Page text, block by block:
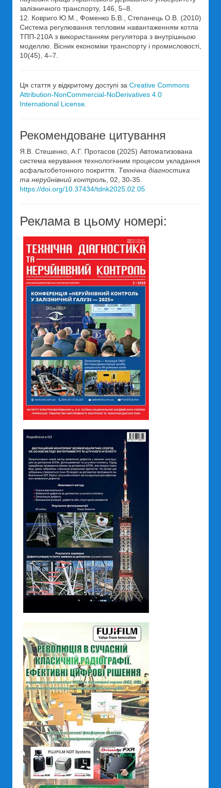
залізничного транспорту, 146, 5–8.
12. Ковриго Ю.М., Фоменко Б.В., Степанець О.В. (2010)
Система регулювання тепловим навантаженням котла
ТПП-210А з використанням регулятора з внутрішньою
моделлю. Вісник економіки транспорту і промисловості,
10(45), 4–7.
Ця стаття у відкритому доступі за Creative Commons
Attribution-NonCommercial-NoDerivatives 4.0
International License
Рекомендоване цитування
Я.В. Стешенко, А.Г. Протасов (2025) Автоматизована
система керування технологічним процесом укладання
асфальтобетонного покриття. Технічна діагностика
та неруйнівний контроль , 02, 30-35.
https://doi.org/10.37434/tdnk2025.02.05
Реклама в цьому номері: